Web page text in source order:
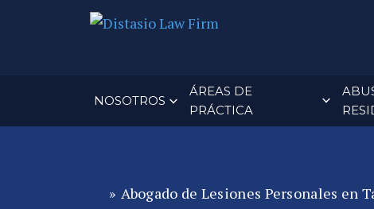
NOSOTROS
ÁREAS DE
PRÁCTICA
» Abogado de Lesiones Personales en